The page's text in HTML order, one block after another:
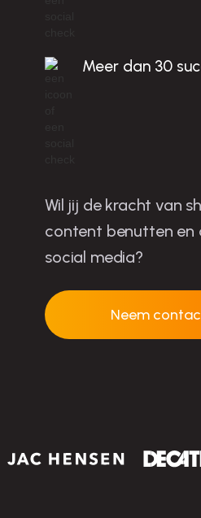
Meer dan 30
Wil jij de kracht van
content benutten en
social media?
Neem